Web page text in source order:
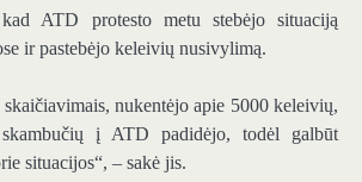
ATD protesto metu stebėjo situaciją
ir pastebėjo keleivių nusivylimą.
nukentėjo apie 5000 keleivių,
į ATD padidėjo, todėl galbūt
situacijos“, – sakė jis.